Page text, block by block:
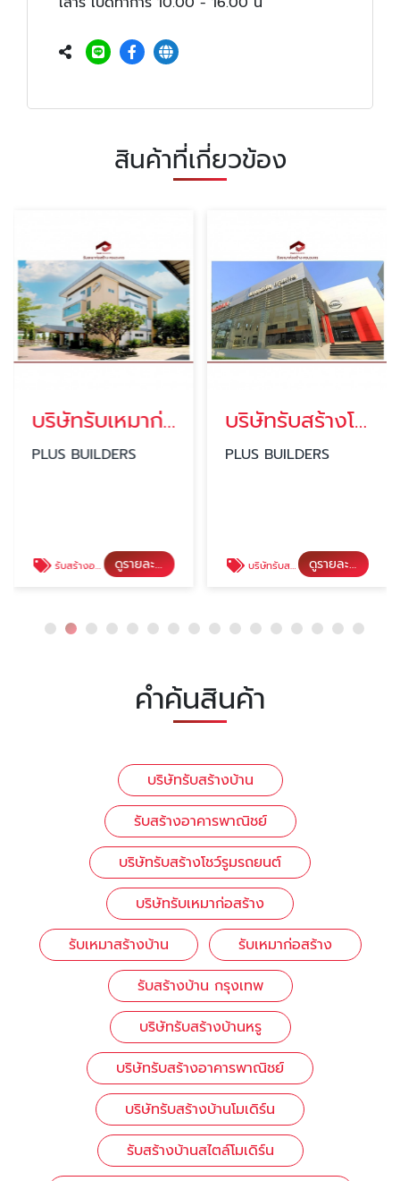
สินค้าที่เกี่ยวข้อง
บริษัทรับเหมาก่อสร้างอาคารพาณิชย์
PLUS BUILDERS
รับสร้างอาคารพาณิชย์ ดูรายละเอียด
บริษัทรับสร้างโชว์รูมรถยนต์
PLUS BUILDERS
บริษัทรับสร้างโชว์รูมรถยนต์ ดูรายละเอียด
คำค้นสินค้า
บริษัทรับสร้างบ้าน
รับสร้างอาคารพาณิชย์
บริษัทรับสร้างโชว์รูมรถยนต์
บริษัทรับเหมาก่อสร้าง
รับเหมาสร้างบ้าน
รับเหมาก่อสร้าง
รับสร้างบ้าน กรุงเทพ
บริษัทรับสร้างบ้านหรู
บริษัทรับสร้างอาคารพาณิชย์
บริษัทรับสร้างบ้านโมเดิร์น
รับสร้างบ้านสไตล์โมเดิร์น